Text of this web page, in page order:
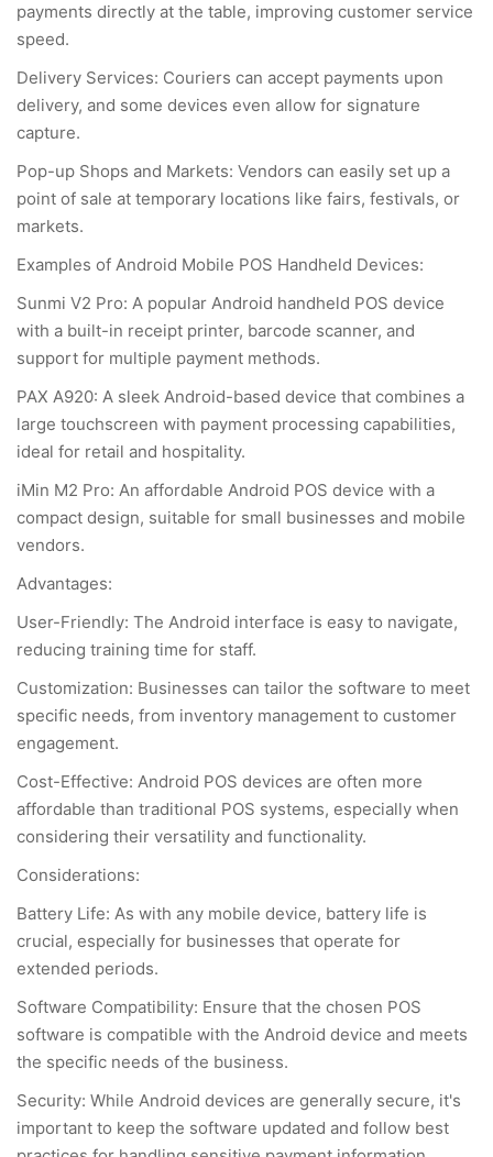
payments directly at the table, improving customer service
speed.
Delivery Services: Couriers can accept payments upon
delivery, and some devices even allow for signature
capture.
Pop-up Shops and Markets: Vendors can easily set up a
point of sale at temporary locations like fairs, festivals, or
markets.
Examples of Android Mobile POS Handheld Devices:
Sunmi V2 Pro: A popular Android handheld POS device
with a built-in receipt printer, barcode scanner, and
support for multiple payment methods.
PAX A920: A sleek Android-based device that combines a
large touchscreen with payment processing capabilities,
ideal for retail and hospitality.
iMin M2 Pro: An affordable Android POS device with a
compact design, suitable for small businesses and mobile
vendors.
Advantages:
User-Friendly: The Android interface is easy to navigate,
reducing training time for staff.
Customization: Businesses can tailor the software to meet
specific needs, from inventory management to customer
engagement.
Cost-Effective: Android POS devices are often more
affordable than traditional POS systems, especially when
considering their versatility and functionality.
Considerations:
Battery Life: As with any mobile device, battery life is
crucial, especially for businesses that operate for
extended periods.
Software Compatibility: Ensure that the chosen POS
software is compatible with the Android device and meets
the specific needs of the business.
Security: While Android devices are generally secure, it's
important to keep the software updated and follow best